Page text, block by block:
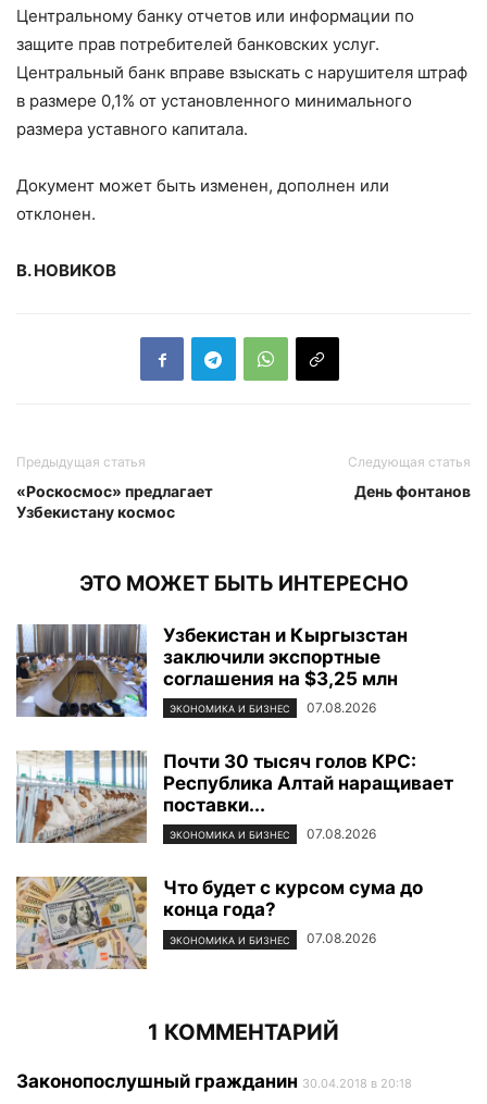
Центральному банку отчетов или информации по
защите прав потребителей банковских услуг.
Центральный банк вправе взыскать с нарушителя штраф
в размере 0,1% от установленного минимального
размера уставного капитала.
Документ может быть изменен, дополнен или
отклонен.
В. НОВИКОВ
Предыдущая статья
«Роскосмос» предлагает
Узбекистану космос
Следующая статья
День фонтанов
ЭТО МОЖЕТ БЫТЬ ИНТЕРЕСНО
Узбекистан и Кыргызстан
заключили экспортные
соглашения на $3,25 млн
ЭКОНОМИКА И БИЗНЕС 07.08.2026
Почти 30 тысяч голов КРС:
Республика Алтай наращивает
поставки...
ЭКОНОМИКА И БИЗНЕС 07.08.2026
Что будет с курсом сума до
конца года?
ЭКОНОМИКА И БИЗНЕС 07.08.2026
1 КОММЕНТАРИЙ
Законопослушный гражданин 30.04.2018 в 20:18